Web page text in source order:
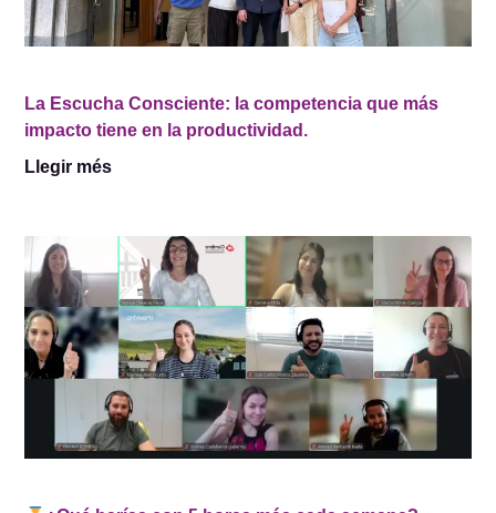
La Escucha Consciente: la competencia que más
impacto tiene en la productividad.
Llegir més